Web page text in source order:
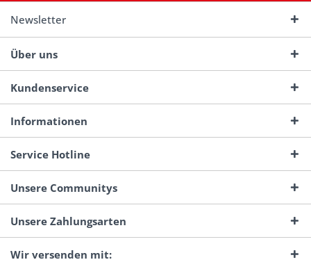
Newsletter
Über uns
Kundenservice
Informationen
Service Hotline
Unsere Communitys
Unsere Zahlungsarten
Wir versenden mit: